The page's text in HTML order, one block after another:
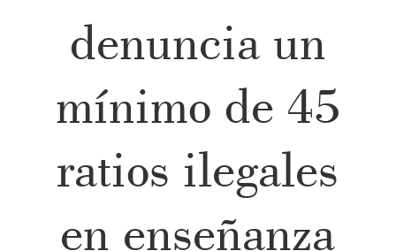
denuncia un
mínimo de 45
ratios ilegales
en enseñanza